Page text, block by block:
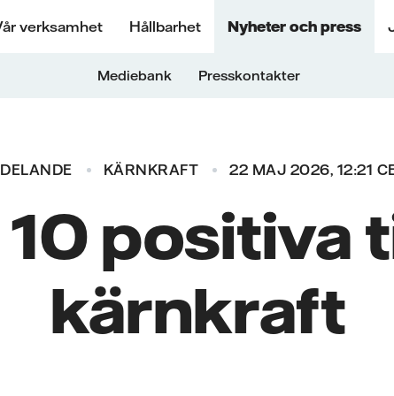
verksamhet Hållbarhet Nyheter och press
Mediebank Presskontakter
KÄRNKRAFT 22 MAJ 2026, 12:21
10 positiva
kärnkraft